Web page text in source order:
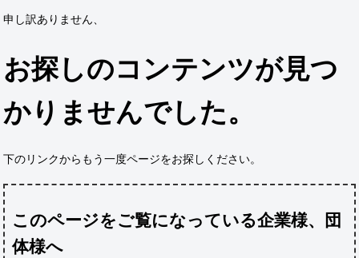
申し訳ありません、
お探しのコンテンツが見つ
かりませんでした。
下のリンクからもう一度ページをお探しください。
このページをご覧になっている企業様、団
体様へ